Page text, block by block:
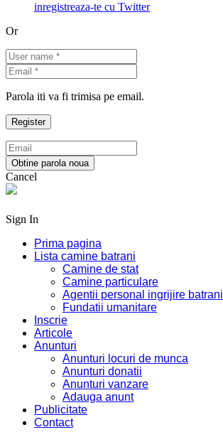
inregistreaza-te cu Twitter
Or
Parola iti va fi trimisa pe email.
Cancel
Sign In
Prima pagina
Lista camine batrani
Camine de stat
Camine particulare
Agentii personal ingrijire batrani
Fundatii umanitare
Inscrie
Articole
Anunturi
Anunturi locuri de munca
Anunturi donatii
Anunturi vanzare
Adauga anunt
Publicitate
Contact